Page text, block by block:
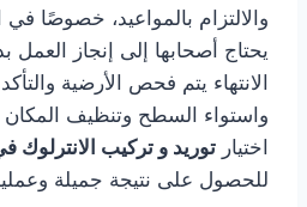
والالتزام بالمواعيد، خصوصًا في
يحتاج أصحابها إلى إنجاز العمل
الانتهاء يتم فحص الأرضية
واستواء السطح وتنظيف المكان
اختيار توريد و تركيب الانترلوك
للحصول على نتيجة جميلة